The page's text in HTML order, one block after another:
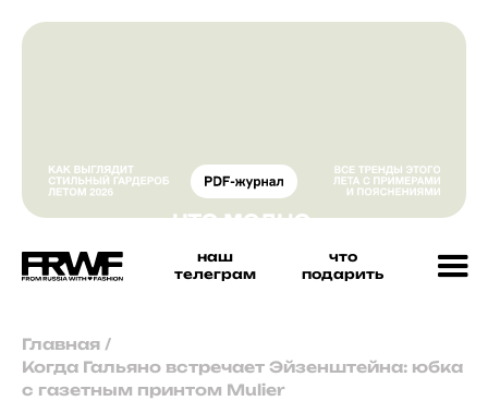
наш
телеграм
что
подарить
Главная /
Когда Гальяно встречает Эйзенштейна: юбка
с газетным принтом Mulier